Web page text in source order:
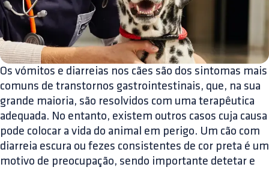
Os vómitos e diarreias nos cães são dos sintomas mais
comuns de transtornos gastrointestinais, que, na sua
grande maioria, são resolvidos com uma terapêutica
adequada. No entanto, existem outros casos cuja causa
pode colocar a vida do animal em perigo. Um cão com
diarreia escura ou fezes consistentes de cor preta é um
motivo de preocupação, sendo importante detetar e